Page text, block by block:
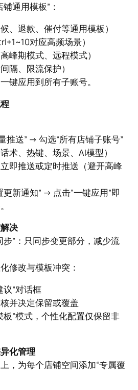
通用模板”：
、退款、催付等通用模板）
对应高频场景）
峰期模式、远程模式）
隔、限流保护）
键应用到所有子账号。
推送” → 勾选“所有店铺子账号”
术、热键、场景、AI模型）
即推送或定时推送（避开高峰
更新通知” → 点击“一键应用”即
决
步”：只同步变更部分，减少流
修改与模板冲突：
议”对话框
并决定保留或覆盖
板”模式，个性化配置仅保留非
化管理
，为每个店铺空间添加“专属覆